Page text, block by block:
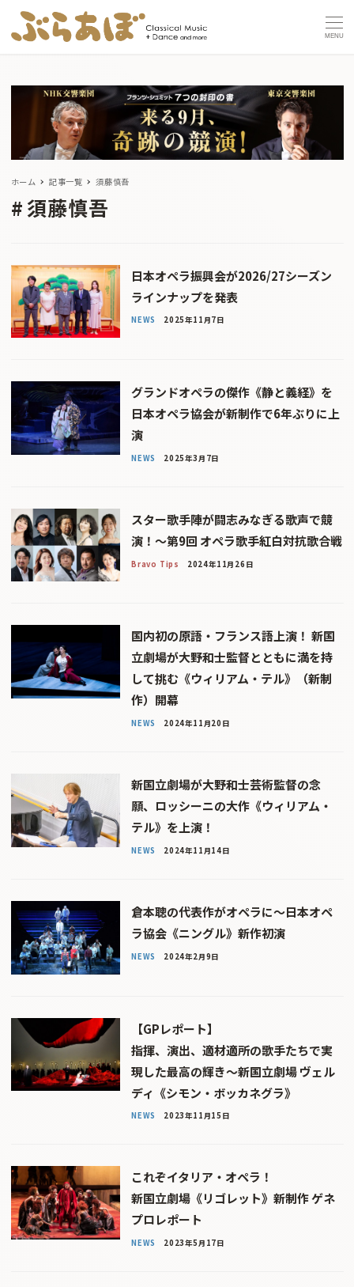
MENU
ホーム 記事一覧 須藤慎吾
須藤慎吾
日本オペラ振興会が2026/27シーズン
ラインナップを発表
NEWS 2025年11月7日
グランドオペラの傑作《静と義経》を
日本オペラ協会が新制作で6年ぶりに上
演
NEWS 2025年3月7日
スター歌手陣が闘志みなぎる歌声で競
演！〜第9回 オペラ歌手紅白対抗歌合戦
Bravo Tips 2024年11月26日
国内初の原語・フランス語上演！ 新国
立劇場が大野和士監督とともに満を持
して挑む《ウィリアム・テル》（新制
作）開幕
NEWS 2024年11月20日
新国立劇場が大野和士芸術監督の念
願、ロッシーニの大作《ウィリアム・
テル》を上演！
NEWS 2024年11月14日
倉本聰の代表作がオペラに〜日本オペ
ラ協会《ニングル》新作初演
NEWS 2024年2月9日
【GPレポート】
指揮、演出、適材適所の歌手たちで実
現した最高の輝き〜新国立劇場 ヴェル
ディ《シモン・ボッカネグラ》
NEWS 2023年11月15日
これぞイタリア・オペラ！
新国立劇場《リゴレット》新制作 ゲネ
プロレポート
NEWS 2023年5月17日